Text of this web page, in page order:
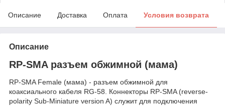
Описание Доставка Оплата Условия возврата
Описание
RP-SMA разъем обжимной (мaмa)
RP-SMA Female (мама) - разъем обжимной для
коаксиального кабеля RG-58. Коннекторы RP-SMA (reverse-
polarity Sub-Miniature version A) служит для подключения